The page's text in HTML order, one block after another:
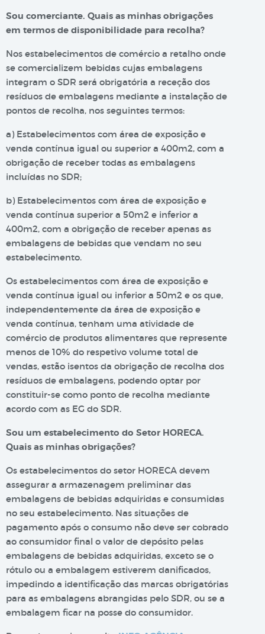
Sou comerciante. Quais as minhas obrigações
em termos de disponibilidade para recolha?
Nos estabelecimentos de comércio a retalho onde
se comercializem bebidas cujas embalagens
integram o SDR será obrigatória a receção dos
resíduos de embalagens mediante a instalação de
pontos de recolha, nos seguintes termos:
a) Estabelecimentos com área de exposição e
venda contínua igual ou superior a 400m2, com a
obrigação de receber todas as embalagens
incluídas no SDR;
b) Estabelecimentos com área de exposição e
venda contínua superior a 50m2 e inferior a
400m2, com a obrigação de receber apenas as
embalagens de bebidas que vendam no seu
estabelecimento.
Os estabelecimentos com área de exposição e
venda contínua igual ou inferior a 50m2 e os que,
independentemente da área de exposição e
venda contínua, tenham uma atividade de
comércio de produtos alimentares que represente
menos de 10% do respetivo volume total de
vendas, estão isentos da obrigação de recolha dos
resíduos de embalagens, podendo optar por
constituir-se como ponto de recolha mediante
acordo com as EG do SDR.
Sou um estabelecimento do Setor HORECA.
Quais as minhas obrigações?
Os estabelecimentos do setor HORECA devem
assegurar a armazenagem preliminar das
embalagens de bebidas adquiridas e consumidas
no seu estabelecimento. Nas situações de
pagamento após o consumo não deve ser cobrado
ao consumidor final o valor de depósito pelas
embalagens de bebidas adquiridas, exceto se o
rótulo ou a embalagem estiverem danificados,
impedindo a identificação das marcas obrigatórias
para as embalagens abrangidas pelo SDR, ou se a
embalagem ficar na posse do consumidor.